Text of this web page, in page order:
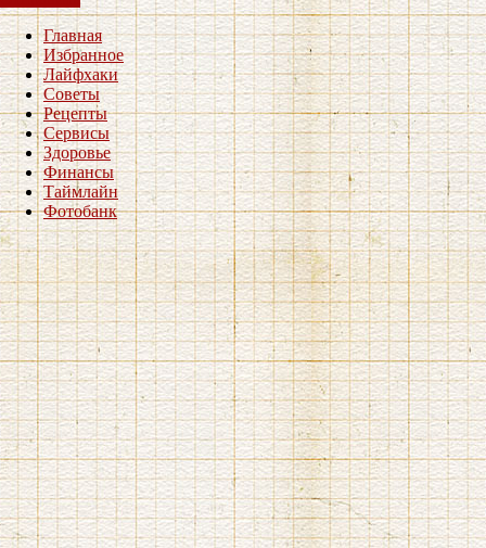
Главная
Избранное
Лайфхаки
Советы
Рецепты
Сервисы
Здоровье
Финансы
Таймлайн
Фотобанк